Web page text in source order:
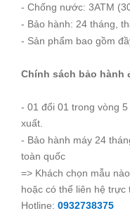
- Chống nước: 3ATM
- Bảo hành: 24 tháng,
- Sản phẩm bao gồm
Chính sách bảo hành
- 01 đổi 01 trong vòng
xuất.
- Bảo hành máy 24
toàn quốc
=> Khách chọn mẫu
hoặc có thể liên hệ
Hotline: 0932738375